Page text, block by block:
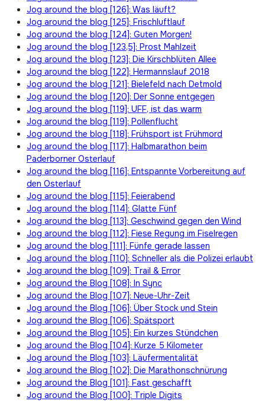
Jog around the blog [126]: Was läuft?
Jog around the blog [125]: Frischluftlauf
Jog around the blog [124]: Guten Morgen!
Jog around the blog [123,5]: Prost Mahlzeit
Jog around the blog [123]: Die Kirschblüten Allee
Jog around the blog [122]: Hermannslauf 2018
Jog around the blog [121]: Bielefeld nach Detmold
Jog around the blog [120]: Der Sonne entgegen
Jog around the blog [119]: UFF, ist das warm
Jog around the blog [119]: Pollenflucht
Jog around the blog [118]: Frühsport ist Frühmord
Jog around the blog [117]: Halbmarathon beim
Paderborner Osterlauf
Jog around the blog [116]: Entspannte Vorbereitung auf
den Osterlauf
Jog around the blog [115]: Feierabend
Jog around the blog [114]: Glatte Fünf
Jog around the blog [113]: Geschwind gegen den Wind
Jog around the blog [112]: Fiese Regung im Fiselregen
Jog around the blog [111]: Fünfe gerade lassen
Jog around the blog [110]: Schneller als die Polizei erlaubt
Jog around the blog [109]: Trail & Error
Jog around the Blog [108]: In Sync
Jog around the Blog [107]: Neue-Uhr-Zeit
Jog around the Blog [106]: Über Stock und Stein
Jog around the Blog [106]: Spätsport
Jog around the Blog [105]: Ein kurzes Stündchen
Jog around the Blog [104]: Kurze 5 Kilometer
Jog around the Blog [103]: Läufermentalität
Jog around the Blog [102]: Die Marathonschnürung
Jog around the Blog [101]: Fast geschafft
Jog around the Blog [100]: Triple Digits